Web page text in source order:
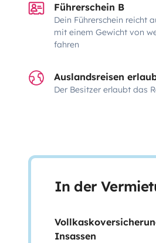
Führerschein B
Dein Führerschein reicht
mit einem Gewicht von
fahren
Auslandsreisen
Der Besitzer erlaubt das
In der
Insassen